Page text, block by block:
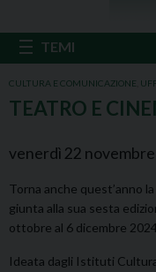
CULTURA E COMUNICAZIONE
TEATRO E
venerdì 22 novembre
Torna anche quest’anno
giunta alla sua sesta
ottobre al 6 dicembre
Ideata dagli Istituti